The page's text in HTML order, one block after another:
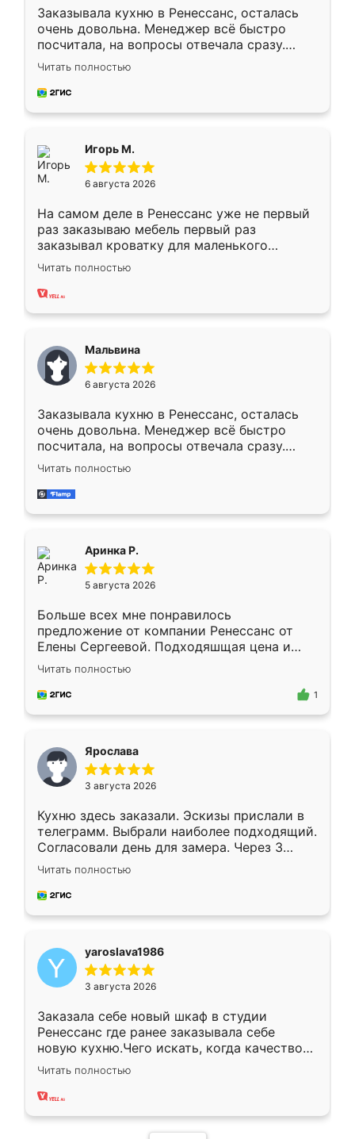
Заказывала кухню в Ренессанс, осталась
очень довольна. Менеджер всё быстро
посчитала, на вопросы отвечала сразу.
Замерщик приехал в субботу, подошёл к
делу со всей ответственностью. Собрали
за день, ребята работали аккуратно, даже
Читать полностью
Игорь М.
6 августа 2026
На самом деле в Ренессанс уже не первый
раз заказываю мебель первый раз
заказывал кроватку для маленького
ребёнка при его рождении ,во второй раз
заказал шкаф-купе. По качеству очень
хорошее сборка достаточно быстрая,
меньше, здесь же он более разнообразный.
Мне нравится ,если что-то потребуется из
мебели буду заказывать только здесь.
Читать полностью
Мальвина
6 августа 2026
Заказывала кухню в Ренессанс, осталась
очень довольна. Менеджер всё быстро
посчитала, на вопросы отвечала сразу.
Замерщик приехал в субботу, подошёл к
делу со всей ответственностью. Собрали
за день, ребята работали аккуратно, даже
Читать полностью
Аринка Р.
5 августа 2026
Больше всех мне понравилось
предложение от компании Ренессанс от
Елены Сергеевой. Подходяшщая цена и
короткие сроки изготовления. Приехавший
для замера сотрудник Владислав
предложил по моему эскизу самый
Читать полностью
1
Ярослава
3 августа 2026
Кухню здесь заказали. Эскизы прислали в
телеграмм. Выбрали наиболее подходящий.
Согласовали день для замера. Через 3
недели кухня была уже готова. Остались
довольны работой. Спасибо Ренессанс
мебель за качественную работу!
Читать полностью
yaroslava1986
3 августа 2026
Заказала себе новый шкаф в студии
Ренессанс где ранее заказывала себе
новую кухню.Чего искать, когда качеством
вполне довольна. Служит кухня уже почти
два года, нареканий нет.
Читать полностью